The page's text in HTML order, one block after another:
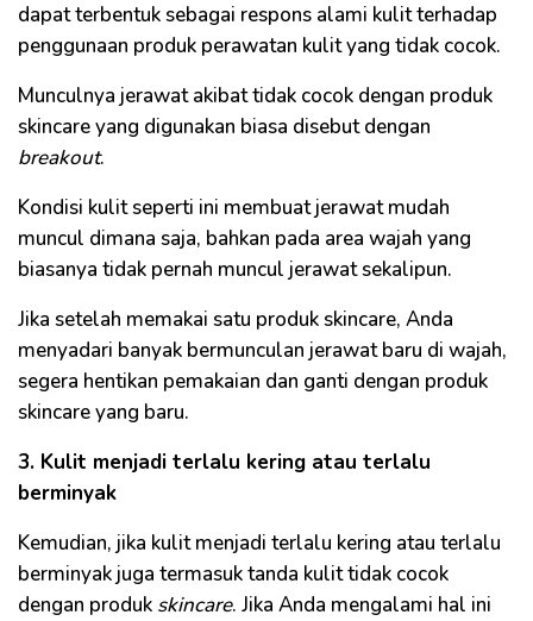
dapat terbentuk sebagai respons alami kulit terhadap
penggunaan produk perawatan kulit yang tidak cocok.
Munculnya jerawat akibat tidak cocok dengan produk
skincare yang digunakan biasa disebut dengan
breakout.
Kondisi kulit seperti ini membuat jerawat mudah
muncul dimana saja, bahkan pada area wajah yang
biasanya tidak pernah muncul jerawat sekalipun.
Jika setelah memakai satu produk skincare, Anda
menyadari banyak bermunculan jerawat baru di wajah,
segera hentikan pemakaian dan ganti dengan produk
skincare yang baru.
3. Kulit menjadi terlalu kering atau terlalu
berminyak
Kemudian, jika kulit menjadi terlalu kering atau terlalu
berminyak juga termasuk tanda kulit tidak cocok
dengan produk skincare. Jika Anda mengalami hal ini